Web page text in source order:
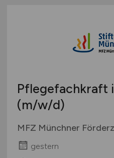
Pflegefachkraft
(m/w/d)
MFZ Münchner
gestern